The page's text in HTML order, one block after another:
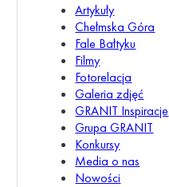
Artykuły
Chełmska Góra
Fale Bałtyku
Filmy
Fotorelacja
Galeria zdjęć
GRANIT Inspiracje
Grupa GRANIT
Konkursy
Media o nas
Nowości